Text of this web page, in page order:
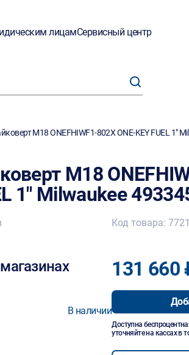
лицамСервисный центр
M18 ONEFHIWF1-802X ONE-KEY FUEL 1"
M18
1" Milwaukee
В наличии
Код товара:
131 660
Доступна
уточняйте на кассах в